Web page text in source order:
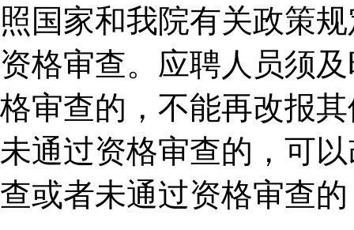
照国家和我院有关政策
资格审查。应聘人员须
格审查的，不能再改报
未通过资格审查的，可
查或者未通过资格审查